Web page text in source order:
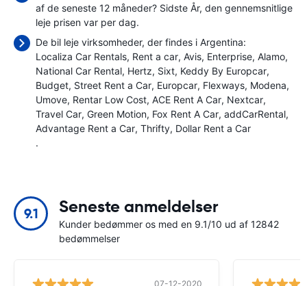
af de seneste 12 måneder? Sidste År, den gennemsnitlige
leje prisen var per dag.
De bil leje virksomheder, der findes i Argentina:
Localiza Car Rentals Rent a car Avis Enterprise Alamo
National Car Rental Hertz Sixt Keddy By Europcar
Budget Street Rent a Car Europcar Flexways Modena
Umove Rentar Low Cost ACE Rent A Car Nextcar
Travel Car Green Motion Fox Rent A Car addCarRental
Advantage Rent a Car Thrifty Dollar Rent a Car
.
9.1 Seneste anmeldelser
Kunder bedømmer os med en 9.1/10 ud af 12842
bedømmelser
07-12-2020